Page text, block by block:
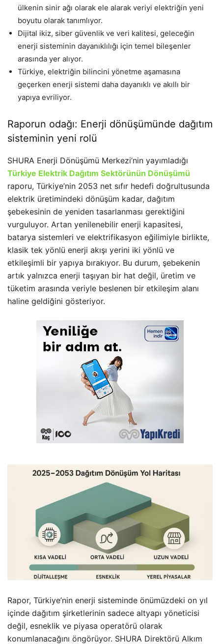
ülkenin sinir ağı olarak ele alarak veriyi elektriğin yeni
boyutu olarak tanımlıyor.
Dijital ikiz, siber güvenlik ve veri kalitesi, geleceğin
enerji sisteminin dayanıklılığı için temel bileşenler
arasında yer alıyor.
Türkiye, elektriğin bilincini yönetme aşamasına
geçerken enerji sistemi daha dayanıklı ve akıllı bir
yapıya evriliyor.
Raporun odağı: Enerji dönüşümünde dağıtım
sisteminin yeni rolü
SHURA Enerji Dönüşümü Merkezi’nin yayımladığı
Türkiye Elektrik Dağıtım Sektörünün Dönüşümü
raporu, Türkiye’nin 2053 net sıfır hedefi doğrultusunda
elektrik üretimindeki dönüşüm kadar, dağıtım
şebekesinin de yeniden tasarlanması gerektiğini
vurguluyor. Artan yenilenebilir enerji kapasitesi,
batarya sistemleri ve elektrifikasyon eğilimiyle birlikte,
klasik tek yönlü enerji akışı yerini iki yönlü ve
etkileşimli bir yapıya bırakıyor. Bu durum, şebekenin
artık yalnızca enerji taşıyan bir hat değil, üretim ve
tüketim arasında veriyle beslenen bir etkileşim alanı
haline geldiğini gösteriyor.
Rapor, Türkiye’nin enerji sisteminde önümüzdeki on yıl
içinde dağıtım şirketlerinin sadece altyapı yöneticisi
değil, esneklik ve piyasa operatörü olarak
konumlanacağını öngörüyor. SHURA Direktörü Alkım